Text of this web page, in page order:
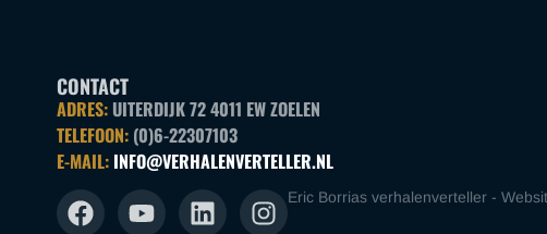
CONTACT
ADRES: UITERDIJK 72 4011 EW ZOELEN
TELEFOON: (0)6-22307103
E-MAIL: INFO@VERHALENVERTELLER.NL
Eric Borrias verhalenverteller -